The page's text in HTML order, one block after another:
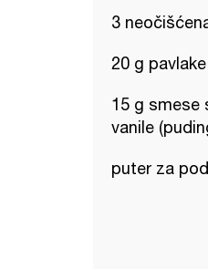
3
20 g pavlake
15 g smese
vanile
puter za